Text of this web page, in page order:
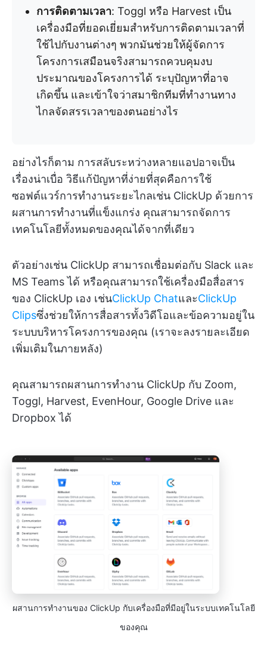
การติดตามเวลา: Toggl หรือ Harvest เป็น
เครื่องมือที่ยอดเยี่ยมสำหรับการติดตามเวลาที่
ใช้ไปกับงานต่างๆ พวกมันช่วยให้ผู้จัดการ
โครงการเสมือนจริงสามารถควบคุมงบ
ประมาณของโครงการได้ ระบุปัญหาที่อาจ
เกิดขึ้น และเข้าใจว่าสมาชิกทีมที่ทำงานทาง
ไกลจัดสรรเวลาของตนอย่างไร
อย่างไรก็ตาม การสลับระหว่างหลายแอปอาจเป็น
เรื่องน่าเบื่อ วิธีแก้ปัญหาที่ง่ายที่สุดคือการใช้
ซอฟต์แวร์การทำงานระยะไกลเช่น ClickUp ด้วยการ
ผสานการทำงานที่แข็งแกร่ง คุณสามารถจัดการ
เทคโนโลยีทั้งหมดของคุณได้จากที่เดียว
ตัวอย่างเช่น ClickUp สามารถเชื่อมต่อกับ Slack และ
MS Teams ได้ หรือคุณสามารถใช้เครื่องมือสื่อสาร
ของ ClickUp เอง เช่นClickUp ChatและClickUp
Clipsซึ่งช่วยให้การสื่อสารทั้งวิดีโอและข้อความอยู่ใน
ระบบบริหารโครงการของคุณ (เราจะลงรายละเอียด
เพิ่มเติมในภายหลัง)
คุณสามารถผสานการทำงาน ClickUp กับ Zoom,
Toggl, Harvest, EvenHour, Google Drive และ
Dropbox ได้
ผสานการทำงานของ ClickUp กับเครื่องมือที่มีอยู่ในระบบเทคโนโลยี
ของคุณ